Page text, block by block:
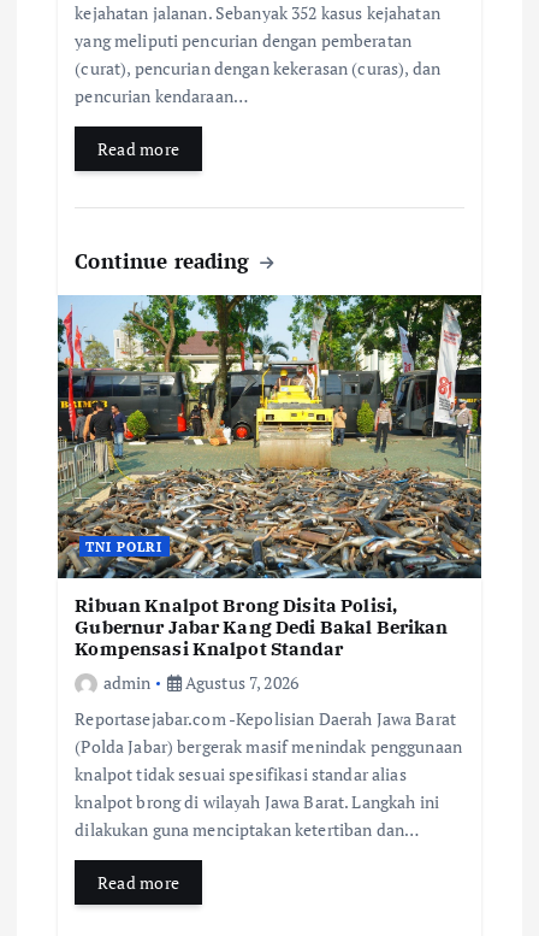
kejahatan jalanan. Sebanyak 352 kasus kejahatan
yang meliputi pencurian dengan pemberatan
(curat), pencurian dengan kekerasan (curas), dan
pencurian kendaraan…
Read more
Continue reading
TNI POLRI
Ribuan Knalpot Brong Disita Polisi,
Gubernur Jabar Kang Dedi Bakal Berikan
Kompensasi Knalpot Standar
admin
Agustus 7, 2026
Reportasejabar.com -Kepolisian Daerah Jawa Barat
(Polda Jabar) bergerak masif menindak penggunaan
knalpot tidak sesuai spesifikasi standar alias
knalpot brong di wilayah Jawa Barat. Langkah ini
dilakukan guna menciptakan ketertiban dan…
Read more